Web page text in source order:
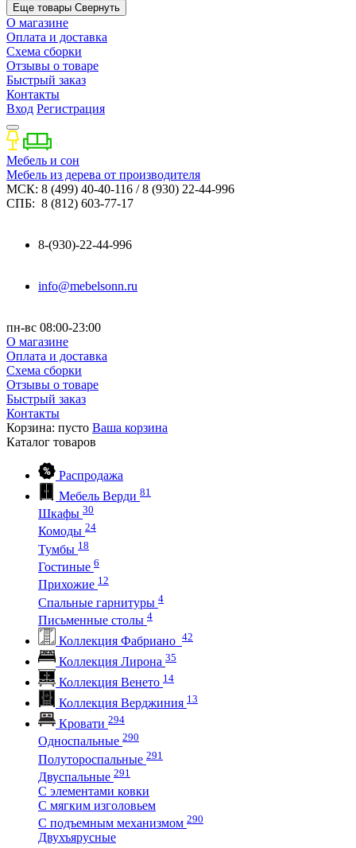
Еще товары Свернуть
О магазине
Оплата и доставка
Схема сборки
Отзывы о товаре
Быстрый заказ
Контакты
Вход Регистрация
Мебель и сон
Мебель из дерева от производителя
МСК: 8 (499) 40-40-116 / 8 (930) 22-44-996
СПБ: 8 (812) 603-77-17
8-(930)-22-44-996
info@mebelsonn.ru
пн-вс 08:00-23:00
О магазине
Оплата и доставка
Схема сборки
Отзывы о товаре
Быстрый заказ
Контакты
Корзина: пусто Ваша корзина
Каталог товаров
Распродажа
Мебель Верди 81
Шкафы 30
Комоды 24
Тумбы 18
Гостиные 6
Прихожие 12
Спальные гарнитуры 4
Письменные столы 4
Коллекция Фабриано 42
Коллекция Лирона 35
Коллекция Венето 14
Коллекция Верджиния 13
Кровати 294
Односпальные 290
Полутороспальные 291
Двуспальные 291
С элементами ковки
С мягким изголовьем
С подъемным механизмом 290
Двухъярусные